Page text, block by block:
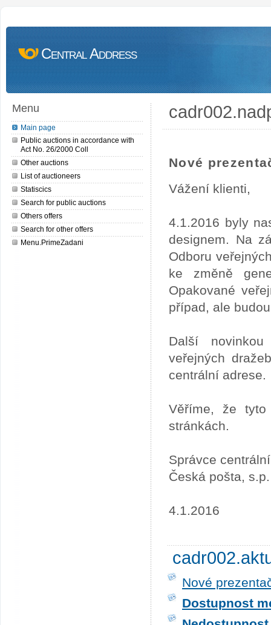
Central Address
Menu
Main page
Public auctions in accordance with
Act No. 26/2000 Coll
Other auctions
List of auctioneers
Statiscics
Search for public auctions
Others offers
Search for other offers
Menu.PrimeZadani
Nové
Vážení klienti,
4.1.2016 byly
designem. Na
Odboru
ke změně
Opakované
případ, ale
Další
veřejných
centrální adrese.
Věříme, že
stránkách.
Správce
Česká pošta, s.p.
4.1.2016
Nové
Dostupnost